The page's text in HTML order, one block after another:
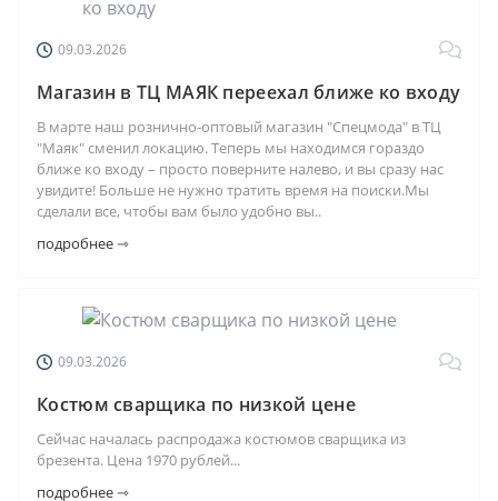
09.03.2026
Магазин в ТЦ МАЯК переехал ближе ко входу
В марте наш рознично-оптовый магазин "Спецмода" в ТЦ
"Маяк" сменил локацию. Теперь мы находимся гораздо
ближе ко входу – просто поверните налево, и вы сразу нас
увидите! Больше не нужно тратить время на поиски.Мы
сделали все, чтобы вам было удобно вы..
подробнее ⇾
09.03.2026
Костюм сварщика по низкой цене
Сейчас началась распродажа костюмов сварщика из
брезента. Цена 1970 рублей...
подробнее ⇾